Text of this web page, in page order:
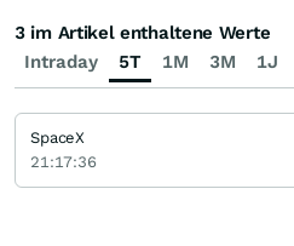
Intraday 5T 1M 3M 1J
3 im Artikel enthaltene Werte
SpaceX
21:17:36